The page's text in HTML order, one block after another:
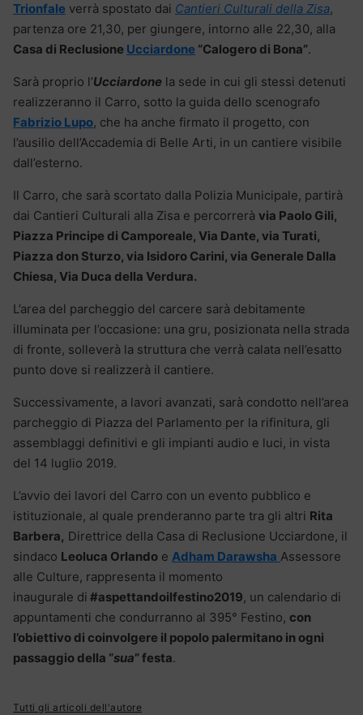
Trionfale verrà spostato dai Cantieri Culturali della Zisa,
partenza ore 21,30, per giungere, intorno alle 22,30, alla
Casa di Reclusione Ucciardone “Calogero di Bona”.
Sarà proprio l’Ucciardone la sede in cui gli stessi detenuti
realizzeranno il Carro, sotto la guida dello scenografo
Fabrizio Lupo, che ha anche firmato il progetto, con
l’ausilio dell’Accademia di Belle Arti, in un cantiere visibile
dall’esterno.
Il Carro, che sarà scortato dalla Polizia Municipale, partirà
dai Cantieri Culturali alla Zisa e percorrerà via Paolo Gili,
Piazza Principe di Camporeale, Via Dante, via Turati,
Piazza don Sturzo, via Isidoro Carini, via Generale Dalla
Chiesa, Via Duca della Verdura.
L’area del parcheggio del carcere sarà debitamente
illuminata per l’occasione: una gru, posizionata nella strada
di fronte, solleverà la struttura che verrà calata nell’esatto
punto dove si realizzerà il cantiere.
Successivamente, a lavori avanzati, sarà condotto nell’area
parcheggio di Piazza del Parlamento per la rifinitura, gli
assemblaggi definitivi e gli impianti audio e luci, in vista
del 14 luglio 2019.
L’avvio dei lavori del Carro con un evento pubblico e
istituzionale, al quale prenderanno parte tra gli altri Rita
Barbera, Direttrice della Casa di Reclusione Ucciardone, il
sindaco Leoluca Orlando e Adham Darawsha Assessore
alle Culture, rappresenta il momento
inaugurale di #aspettandoilfestino2019, un calendario di
appuntamenti che condurranno al 395° Festino, con
l’obiettivo di coinvolgere il popolo palermitano in ogni
passaggio della “sua” festa.
Tutti gli articoli dell'autore